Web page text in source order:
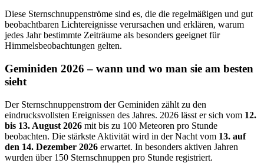
Diese Sternschnuppenströme sind es, die die regelmäßigen und gut
beobachtbaren Lichtereignisse verursachen und erklären, warum
jedes Jahr bestimmte Zeiträume als besonders geeignet für
Himmelsbeobachtungen gelten.
Geminiden 2026 – wann und wo man sie am besten
sieht
Der Sternschnuppenstrom der Geminiden zählt zu den
eindrucksvollsten Ereignissen des Jahres. 2026 lässt er sich vom 12.
bis 13. August 2026 mit bis zu 100 Meteoren pro Stunde
beobachten. Die stärkste Aktivität wird in der Nacht vom 13. auf
den 14. Dezember 2026 erwartet. In besonders aktiven Jahren
wurden über 150 Sternschnuppen pro Stunde registriert.